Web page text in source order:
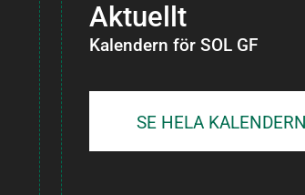
Aktuellt
Kalendern för SOL GF
SE HELA KALENDERN